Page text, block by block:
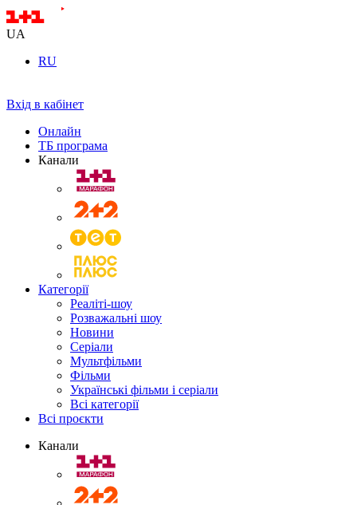
UA
RU
Вхід в кабінет
Онлайн
ТБ програма
Канали
Категорії
Реаліті-шоу
Розважальні шоу
Новини
Серіали
Мультфільми
Фільми
Українські фільми і серіали
Всі категорії
Всі проєкти
Канали